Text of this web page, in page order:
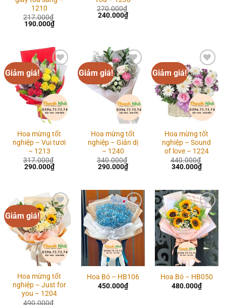
1210
217.000₫
Giá
190.000₫Giá
hiện
190.000₫.
270.000₫
Giá
240.000₫Giá
hiện
Giảm giá!
Add to
wishlist
Hoa mừng tốt
nghiệp – Vui tươi
– 1213
317.000₫
Giá
290.000₫Giá
hiện
290.000₫.
Giảm giá!
Add to
wishlist
Hoa mừng tốt
nghiệp – Giản dị
– 1240
340.000₫
Giá
290.000₫Giá
hiện
290.000₫.
Giảm giá!
Add to
wishlist
Hoa mừng tốt
nghiệp – Sound
of love – 1224
440.000₫
Giá
340.000₫Giá
hiện
Giảm giá!
Add to
wishlist
Hoa mừng tốt
nghiệp – Just for
you – 1204
490.000₫
Add to
wishlist
Hoa Bó – HB106
450.000₫
Add to
wishlist
Hoa Bó – HB050
480.000₫